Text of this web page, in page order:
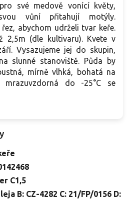
své medově vonící květy,
vůní přitahují motýly.
abychom udrželi tvar keře.
2,5m (dle kultivaru). Kvete v
Vysazujeme jej do skupin,
slunné stanoviště. Půda by
mírně vlhká, bohatá na
mrazuvzdorná do -25°C se
C1,5
B: CZ-4282 C: 21/FP/0156 D: